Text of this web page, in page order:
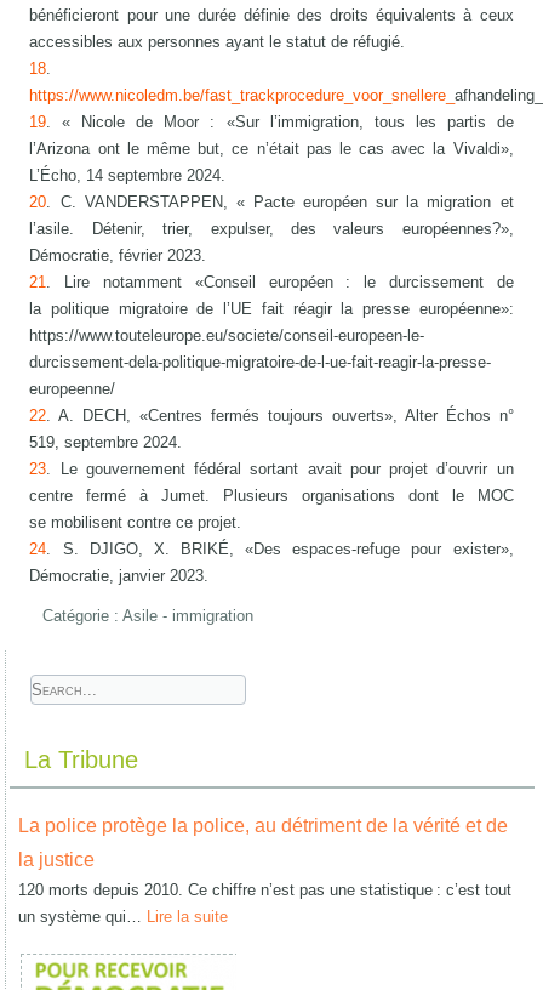
bénéficieront pour une durée définie des droits équivalents à ceux
accessibles aux personnes ayant le statut de réfugié.
18.
https://www.nicoledm.be/fast_trackprocedure_voor_snellere_
19. « Nicole de Moor : «Sur l’immigration, tous les partis de
l’Arizona ont le même but, ce n’était pas le cas avec la Vivaldi»,
L’Écho, 14 septembre 2024.
20. C. VANDERSTAPPEN, « Pacte européen sur la migration et
l’asile. Détenir, trier, expulser, des valeurs européennes?»,
Démocratie, février 2023.
21. Lire notamment «Conseil européen : le durcissement de
la politique migratoire de l’UE fait réagir la presse européenne»:
https://www.touteleurope.eu/societe/conseil-europeen-le-
durcissement-dela-politique-migratoire-de-l-ue-fait-reagir-la-presse-
europeenne/
22. A. DECH, «Centres fermés toujours ouverts», Alter Échos n°
519, septembre 2024.
23. Le gouvernement fédéral sortant avait pour projet d’ouvrir un
centre fermé à Jumet. Plusieurs organisations dont le MOC
se mobilisent contre ce projet.
24. S. DJIGO, X. BRIKÉ, «Des espaces-refuge pour exister»,
Démocratie, janvier 2023.
Catégorie :Asile - immigration
La Tribune
La police protège la police, au détriment de la vérité et de
la justice
120 morts depuis 2010. Ce chiffre n’est pas une statistique : c’est tout
un système qui… Lire la suite